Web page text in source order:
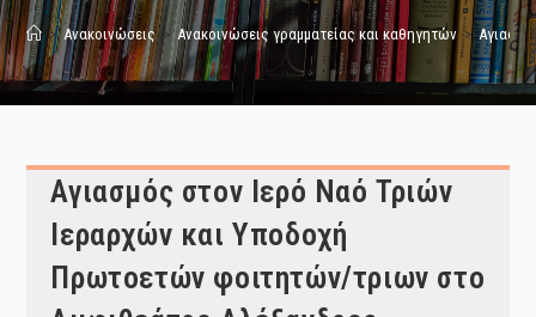
> Ανακοινώσεις > Ανακοινώσεις γραμματείας και καθηγητών >
Αγιασμός στον Ιερό Ναό Τριών
Ιεραρχών και Υποδοχή
Πρωτοετών φοιτητών/τριων στο